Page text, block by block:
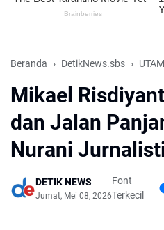
Beranda DetikNews.sbs
Mikael
dan Jalan
Nurani
DETIK NEWS
Jumat, Mei 08, 2026
Font
Terkecil